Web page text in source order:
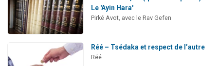
Le 'Ayin Hara'
Pirké Avot, avec le Rav Gefen
Réé – Tsédaka et respect de l’autre
Réé